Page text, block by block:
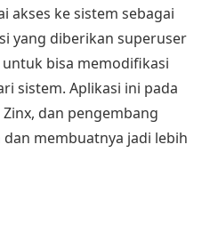
akses ke sistem sebagai
yang diberikan superuser
bisa memodifikasi
sistem. Aplikasi ini pada
dan pengembang
membuatnya jadi lebih